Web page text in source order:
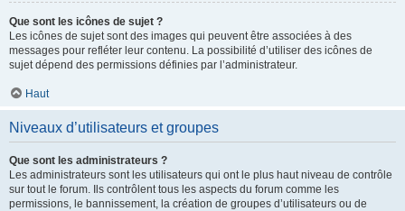
Que sont les icônes de sujet ?
Les icônes de sujet sont des images qui peuvent être associées à des
messages pour refléter leur contenu. La possibilité d’utiliser des icônes de
sujet dépend des permissions définies par l’administrateur.
Haut
Niveaux d’utilisateurs et groupes
Que sont les administrateurs ?
Les administrateurs sont les utilisateurs qui ont le plus haut niveau de contrôle
sur tout le forum. Ils contrôlent tous les aspects du forum comme les
permissions, le bannissement, la création de groupes d’utilisateurs ou de